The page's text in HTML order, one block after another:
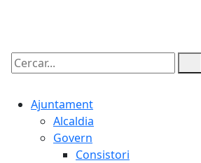
Cercar:
Ajuntament
Alcaldia
Govern
Consistori